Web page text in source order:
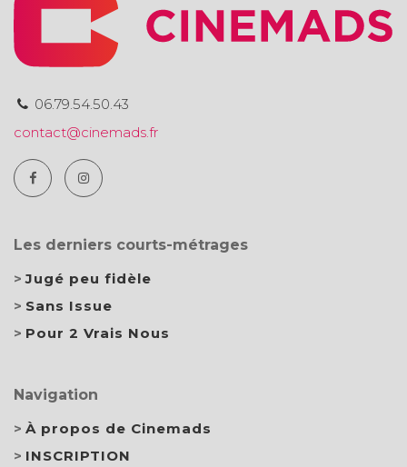
06.79.54.50.43
contact@cinemads.fr
Les derniers courts-métrages
Jugé peu fidèle
Sans Issue
Pour 2 Vrais Nous
Navigation
À propos de Cinemads
INSCRIPTION